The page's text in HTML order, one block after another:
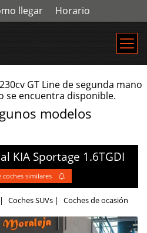
llegar Horario
GT Line de segunda mano
se encuentra disponible.
modelos
KIA Sportage 1.6TGDI
coches similares
| Coches SUVs | Coches de ocasión